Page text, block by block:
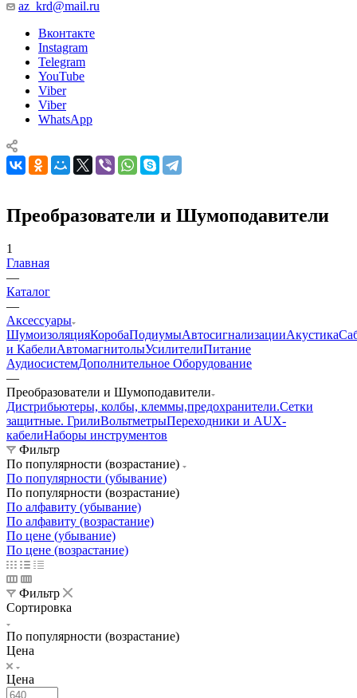
az_krd@mail.ru
Вконтакте
Instagram
Telegram
YouTube
Viber
Viber
WhatsApp
Преобразователи и Шумоподавители
1
Главная
—
Каталог
—
Аксессуары
ШумоизоляцияКоробаПодиумыАвтосигнализацииАкустика
и КабелиАвтомагнитолыУсилителиПитание
АудиосистемДополнительное Оборудование
—
Преобразователи и Шумоподавители
Дистрибьютеры, колбы, клеммы,предохранители.Сетки
защитные. ГрилиВольтметрыПереходники и AUX-
кабелиНаборы инструментов
Фильтр
По популярности (возрастание)
По популярности (убывание)
По популярности (возрастание)
По алфавиту (убывание)
По алфавиту (возрастание)
По цене (убывание)
По цене (возрастание)
Фильтр
Сортировка
По популярности (возрастание)
Цена
Цена